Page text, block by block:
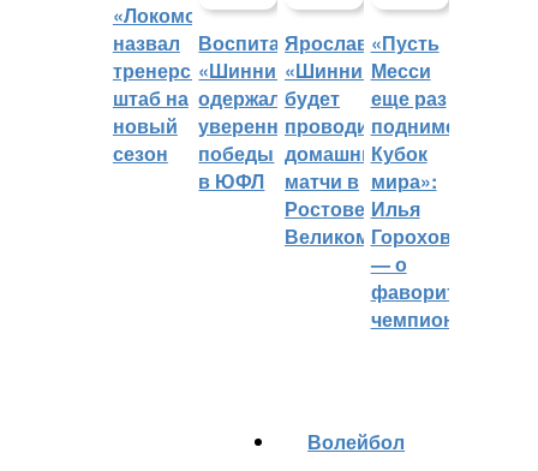
«Локомотив»
назвал
тренерский
штаб на
новый
сезон
Воспитанники
«Шинника»
одержали
уверенные
победы
в ЮФЛ
Ярославский
«Шинник»
будет
проводить
домашние
матчи в
Ростове
Великом
«Пусть
Месси
еще раз
поднимет
Кубок
мира»:
Илья
Горохов
— о
фаворитах
чемпионата
Волейбол